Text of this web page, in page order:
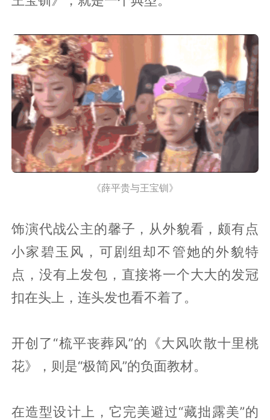
《薛平贵与王宝钏》
饰演代战公主的馨子，从外貌看，颇有点
小家碧玉风，可剧组却不管她的外貌特
点，没有上发包，直接将一个大大的发冠
扣在头上，连头发也看不着了。
开创了“梳平丧葬风”的《大风吹散十里桃
花》，则是“极简风”的负面教材。
在造型设计上，它完美避过“藏拙露美”的